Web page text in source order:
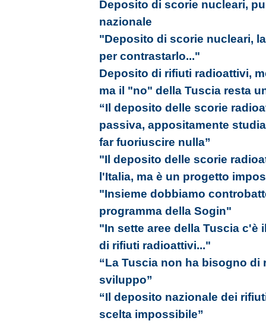
Deposito di scorie nucleari,
nazionale
"Deposito di scorie nucleari,
per contrastarlo..."
Deposito di rifiuti radioattivi,
ma il "no" della Tuscia resta
“Il deposito delle scorie
passiva, appositamente
far fuoriuscire nulla”
"Il deposito delle scorie
l'Italia, ma è un progetto
"Insieme dobbiamo
programma della Sogin"
"In sette aree della Tuscia
di rifiuti radioattivi..."
“La Tuscia non ha bisogno di
sviluppo”
“Il deposito nazionale dei
scelta impossibile”